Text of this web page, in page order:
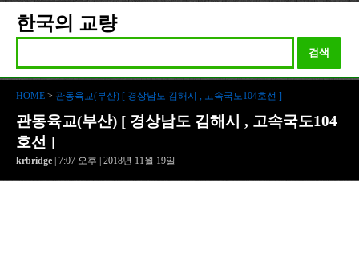
한국의 교량
검색
HOME > 관동육교(부산) [ 경상남도 김해시 , 고속국도104호선 ]
관동육교(부산) [ 경상남도 김해시 , 고속국도104
호선 ]
krbridge | 7:07 오후 | 2018년 11월 19일